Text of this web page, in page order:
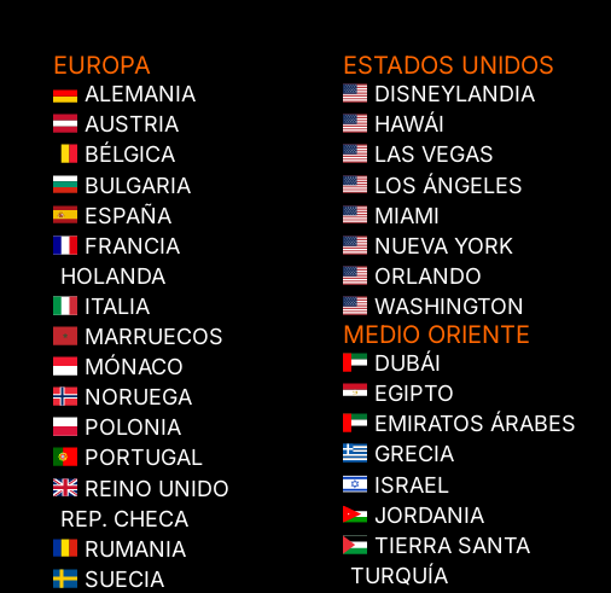
EUROPA
ALEMANIA
AUSTRIA
BÉLGICA
BULGARIA
ESPAÑA
FRANCIA
HOLANDA
ITALIA
MARRUECOS
MÓNACO
NORUEGA
POLONIA
PORTUGAL
REINO UNIDO
REP. CHECA
RUMANIA
SUECIA
ESTADOS UNIDOS
DISNEYLANDIA
HAWÁI
LAS VEGAS
LOS ÁNGELES
MIAMI
NUEVA YORK
ORLANDO
WASHINGTON
MEDIO ORIENTE
DUBÁI
EGIPTO
EMIRATOS ÁRABES
GRECIA
ISRAEL
JORDANIA
TIERRA SANTA
TURQUÍA